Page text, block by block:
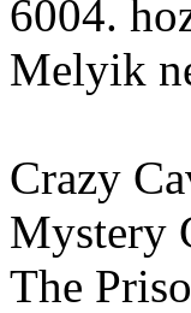
6004.
Melyik
Crazy
Mystery
The